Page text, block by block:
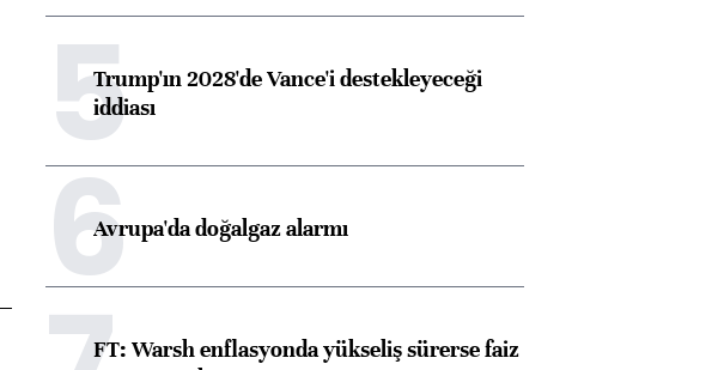
5Trump'ın 2028'de Vance'i destekleyeceği
iddiası
6Avrupa'da doğalgaz alarmı
FT: Warsh enflasyonda yükseliş sürerse faiz